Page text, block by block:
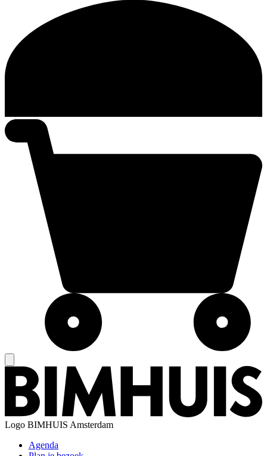
Logo BIMHUIS Amsterdam
Agenda